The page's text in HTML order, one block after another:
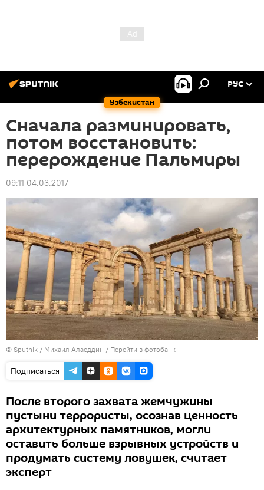
Узбекистан
РУС
Сначала разминировать,
потом восстановить:
перерождение Пальмиры
09:11 04.03.2017
© Sputnik / Михаил Алаеддин / Перейти в фотобанк
Подписаться
После второго захвата жемчужины
пустыни террористы, осознав ценность
архитектурных памятников, могли
оставить больше взрывных устройств и
продумать систему ловушек, считает
эксперт